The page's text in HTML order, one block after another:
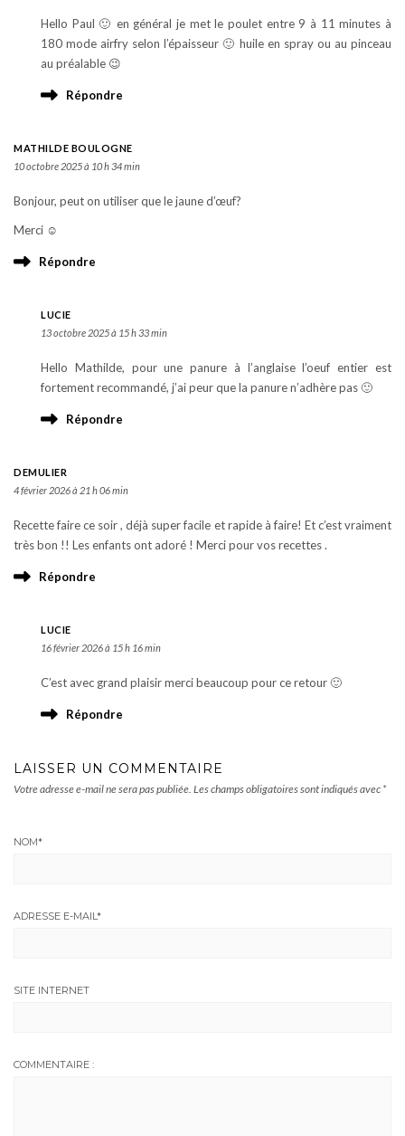
Hello Paul 🙂 en général je met le poulet entre 9 à 11 minutes à
180 mode airfry selon l’épaisseur 🙂 huile en spray ou au pinceau
au préalable 😉
Répondre
MATHILDE BOULOGNE
10 octobre 2025 à 10 h 34 min
Bonjour, peut on utiliser que le jaune d’œuf?
Merci ☺️
Répondre
LUCIE
13 octobre 2025 à 15 h 33 min
Hello Mathilde, pour une panure à l’anglaise l’oeuf entier est
fortement recommandé, j’ai peur que la panure n’adhère pas 🙂
Répondre
DEMULIER
4 février 2026 à 21 h 06 min
Recette faire ce soir , déjà super facile et rapide à faire! Et c’est vraiment
très bon !! Les enfants ont adoré ! Merci pour vos recettes .
Répondre
LUCIE
16 février 2026 à 15 h 16 min
C’est avec grand plaisir merci beaucoup pour ce retour 🙂
Répondre
LAISSER UN COMMENTAIRE
Votre adresse e-mail ne sera pas publiée. Les champs obligatoires sont indiqués avec *
NOM*
ADRESSE E-MAIL *
SITE INTERNET
COMMENTAIRE :